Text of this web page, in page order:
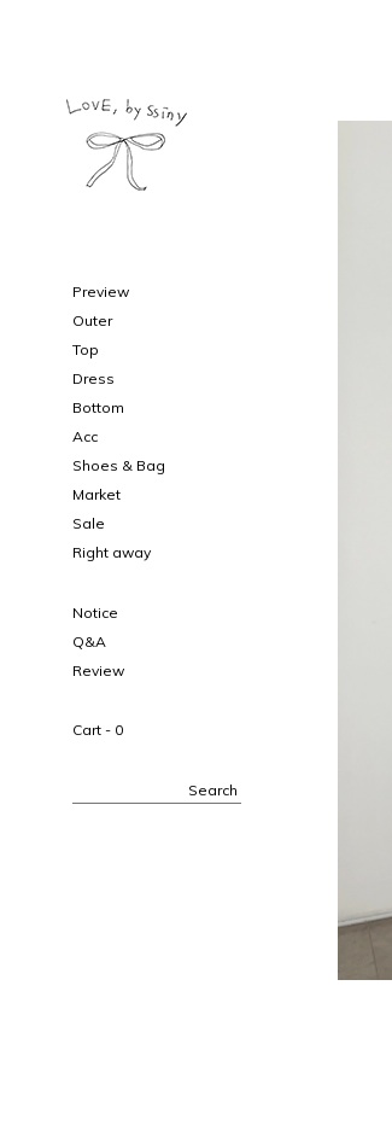
Preview
Outer
Top
Dress
Bottom
Acc
Shoes & Bag
Market
Sale
Right away
Notice
Q&A
Review
Cart - 0
Search